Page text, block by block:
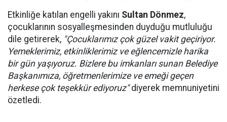
Etkinliğe katılan engelli yakını Sultan Dönmez,
çocuklarının sosyalleşmesinden duyduğu mutluluğu
dile getirerek, "Çocuklarımız çok güzel vakit geçiriyor.
Yemeklerimiz, etkinliklerimiz ve eğlencemizle harika
bir gün yaşıyoruz. Bizlere bu imkanları sunan Belediye
Başkanımıza, öğretmenlerimize ve emeği geçen
herkese çok teşekkür ediyoruz"diyerek memnuniyetini
özetledi.